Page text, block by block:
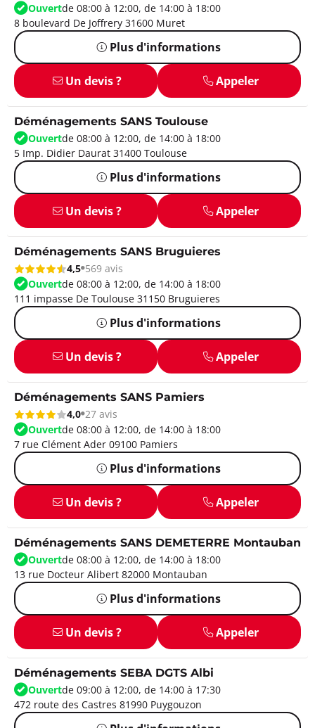
Ouvertde 08:00 à 12:00, de 14:00 à 18:00
8 boulevard De Joffrery 31600 Muret
Plus d'informations
Un devis ? Appeler
Déménagements SANS Toulouse
Ouvertde 08:00 à 12:00, de 14:00 à 18:00
5 Imp. Didier Daurat 31400 Toulouse
Plus d'informations
Un devis ? Appeler
Déménagements SANS Bruguieres
4,5 569 avis
Ouvertde 08:00 à 12:00, de 14:00 à 18:00
111 impasse De Toulouse 31150 Bruguieres
Plus d'informations
Un devis ? Appeler
Déménagements SANS Pamiers
4,0 27 avis
Ouvertde 08:00 à 12:00, de 14:00 à 18:00
7 rue Clément Ader 09100 Pamiers
Plus d'informations
Un devis ? Appeler
Déménagements SANS DEMETERRE Montauban
Ouvertde 08:00 à 12:00, de 14:00 à 18:00
13 rue Docteur Alibert 82000 Montauban
Plus d'informations
Un devis ? Appeler
Déménagements SEBA DGTS Albi
Ouvertde 09:00 à 12:00, de 14:00 à 17:30
472 route des Castres 81990 Puygouzon